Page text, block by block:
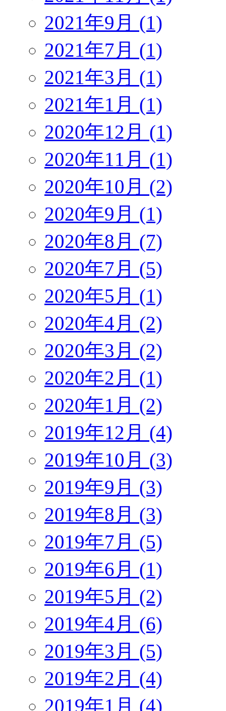
2021年9月 (1)
2021年7月 (1)
2021年3月 (1)
2021年1月 (1)
2020年12月 (1)
2020年11月 (1)
2020年10月 (2)
2020年9月 (1)
2020年8月 (7)
2020年7月 (5)
2020年5月 (1)
2020年4月 (2)
2020年3月 (2)
2020年2月 (1)
2020年1月 (2)
2019年12月 (4)
2019年10月 (3)
2019年9月 (3)
2019年8月 (3)
2019年7月 (5)
2019年6月 (1)
2019年5月 (2)
2019年4月 (6)
2019年3月 (5)
2019年2月 (4)
2019年1月 (4)